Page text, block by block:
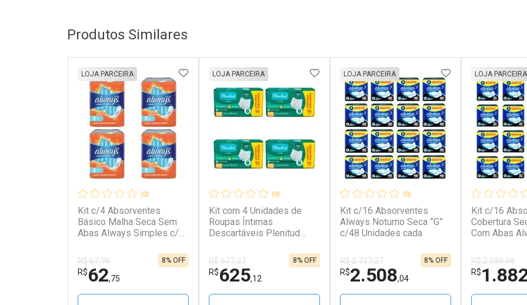
Produtos Similares
(0)
Kit c/4 Absorventes
Básico Malha Seca Sem
Abas Always Simples c/8
LOJA PARCEIRA
R$ 67,99
R$62,75
8% OFF
ADICIONAR AOS FAVORITOS
(0)
Kit com 4 Unidades de
Roupas Íntimas
Descartáveis Plenitud
Absorção Intensa com 16
Unidades cada
LOJA PARCEIRA
R$ 677,27
R$625,12
8% OFF
ADICIONAR AOS FAVORITOS
(0)
Kit c/16 Absorventes
Always Noturno Seca ”G”
c/48 Unidades cada
LOJA PARCEIRA
R$ 2.717,27
R$2.508,04
8% OFF
ADICIONAR AOS
Kit c/16
Cobertura
Com Abas
LOJA PARCEIRA
R$ 2.039,99
R$